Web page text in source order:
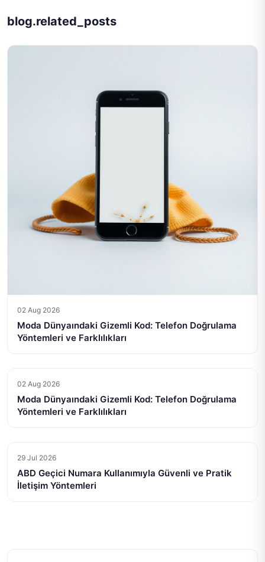
blog.related_posts
02 Aug 2026
Moda Dünyaındaki Gizemli Kod: Telefon Doğrulama
Yöntemleri ve Farklılıkları
02 Aug 2026
Moda Dünyaındaki Gizemli Kod: Telefon Doğrulama
Yöntemleri ve Farklılıkları
29 Jul 2026
ABD Geçici Numara Kullanımıyla Güvenli ve Pratik
İletişim Yöntemleri